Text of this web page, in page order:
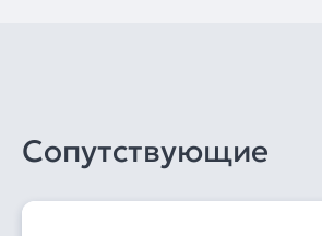
Сопутствующие